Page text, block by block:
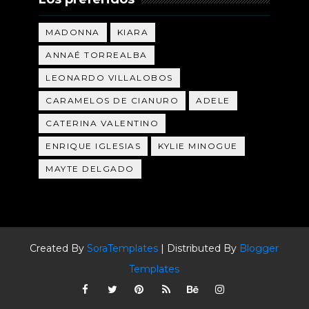
MADONNA KIARA
ANNAÉ TORREALBA
LEONARDO VILLALOBOS
CARAMELOS DE CIANURO ADELE
CATERINA VALENTINO
ENRIQUE IGLESIAS KYLIE MINOGUE
MAYTE DELGADO
Created BySoraTemplates | Distributed By Blogger
Templates